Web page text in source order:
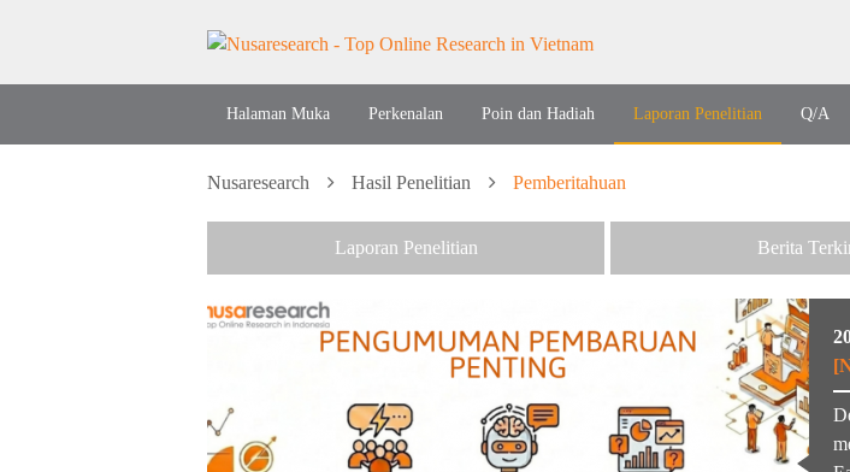
Halaman Muka Perkenalan Poin dan Hadiah Laporan Penelitian Q/A
Nusaresearch Hasil Penelitian Pemberitahuan
Laporan Penelitian Berita